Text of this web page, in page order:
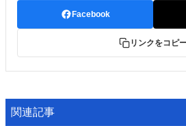
Facebook
リンクをコピ
関連記事